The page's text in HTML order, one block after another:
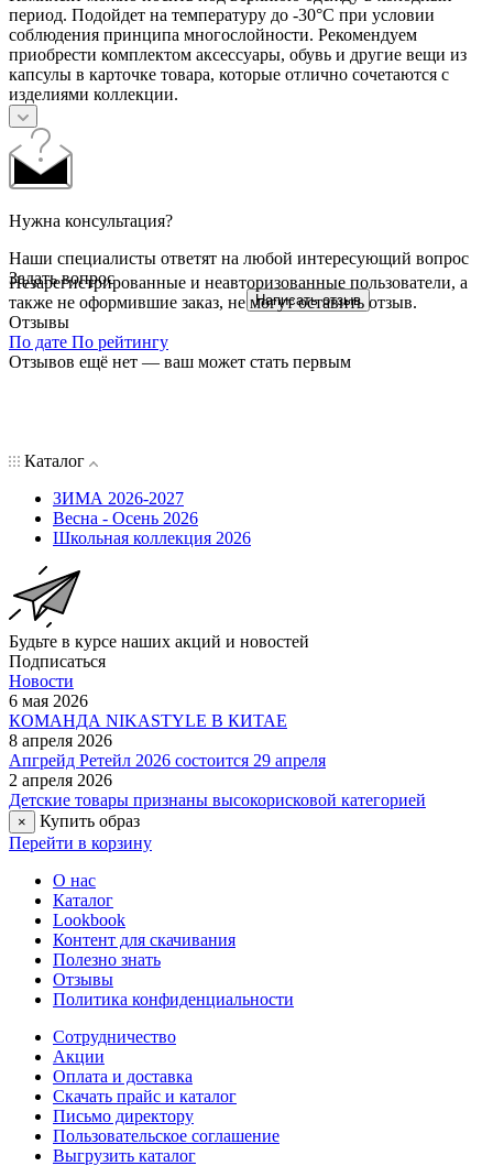
период. Подойдет на температуру до -30°С при условии
соблюдения принципа многослойности. Рекомендуем
приобрести комплектом аксессуары, обувь и другие вещи из
капсулы в карточке товара, которые отлично сочетаются с
изделиями коллекции.
Нужна консультация?
Наши специалисты ответят на любой интересующий вопрос
Задать вопрос
Написать отзыв
Незарегистрированные и неавторизованные пользователи, а
также не оформившие заказ, не могут оставить отзыв.
Отзывы
По дате По рейтингу
Отзывов ещё нет — ваш может стать первым
Каталог
ЗИМА 2026-2027
Весна - Осень 2026
Школьная коллекция 2026
Будьте в курсе наших акций и новостей
Подписаться
Новости
6 мая 2026
КОМАНДА NIKASTYLE В КИТАЕ
8 апреля 2026
Апгрейд Ретейл 2026 состоится 29 апреля
2 апреля 2026
Детские товары признаны высокорисковой категорией
×
Купить образ
Перейти в корзину
О нас
Каталог
Lookbook
Контент для скачивания
Полезно знать
Отзывы
Политика конфиденциальности
Сотрудничество
Акции
Оплата и доставка
Скачать прайс и каталог
Письмо директору
Пользовательское соглашение
Выгрузить каталог